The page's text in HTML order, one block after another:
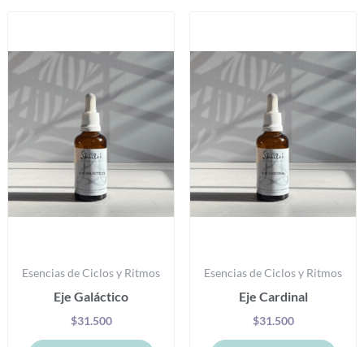
Esencias de Ciclos y Ritmos
Eje Galáctico
$31.500
Esencias de Ciclos y Ritmos
Eje Cardinal
$31.500